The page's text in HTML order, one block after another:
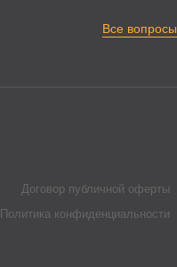
Все вопросы
Договор публичной оферты
Политика конфиденциальности